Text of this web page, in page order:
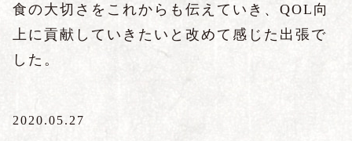
食の大切さをこれからも伝えていき、 QOL 向
上に貢献していきたいと改めて感じた出張で
した。
2020.05.27